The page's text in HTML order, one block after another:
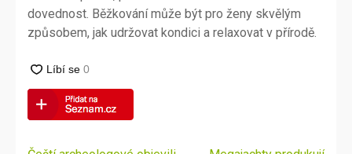
dovednost. Běžkování může být pro ženy skvělým
způsobem, jak udržovat kondici a relaxovat v přírodě.